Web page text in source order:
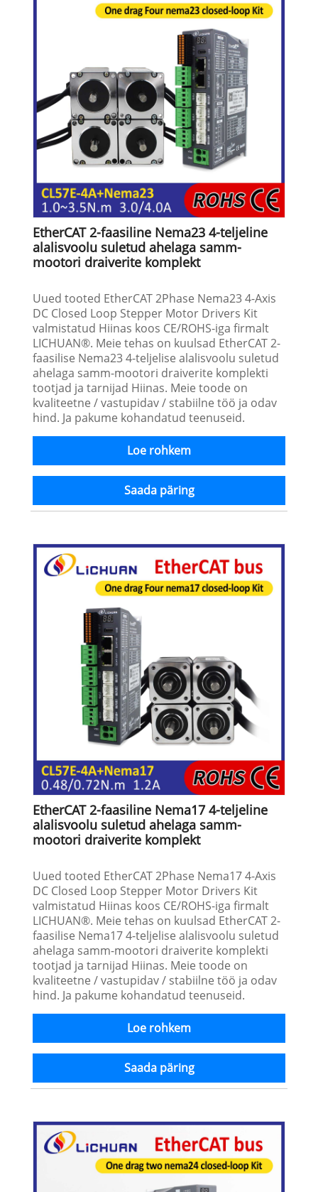
EtherCAT 2-faasiline Nema23 4-teljeline
alalisvoolu suletud ahelaga samm-
mootori draiverite komplekt
Uued tooted EtherCAT 2Phase Nema23 4-Axis
DC Closed Loop Stepper Motor Drivers Kit
valmistatud Hiinas koos CE/ROHS-iga firmalt
LICHUAN®. Meie tehas on kuulsad EtherCAT 2-
faasilise Nema23 4-teljelise alalisvoolu suletud
ahelaga samm-mootori draiverite komplekti
tootjad ja tarnijad Hiinas. Meie toode on
kvaliteetne / vastupidav / stabiilne töö ja odav
hind. Ja pakume kohandatud teenuseid.
Loe rohkem
Saada päring
EtherCAT 2-faasiline Nema17 4-teljeline
alalisvoolu suletud ahelaga samm-
mootori draiverite komplekt
Uued tooted EtherCAT 2Phase Nema17 4-Axis
DC Closed Loop Stepper Motor Drivers Kit
valmistatud Hiinas koos CE/ROHS-iga firmalt
LICHUAN®. Meie tehas on kuulsad EtherCAT 2-
faasilise Nema17 4-teljelise alalisvoolu suletud
ahelaga samm-mootori draiverite komplekti
tootjad ja tarnijad Hiinas. Meie toode on
kvaliteetne / vastupidav / stabiilne töö ja odav
hind. Ja pakume kohandatud teenuseid.
Loe rohkem
Saada päring